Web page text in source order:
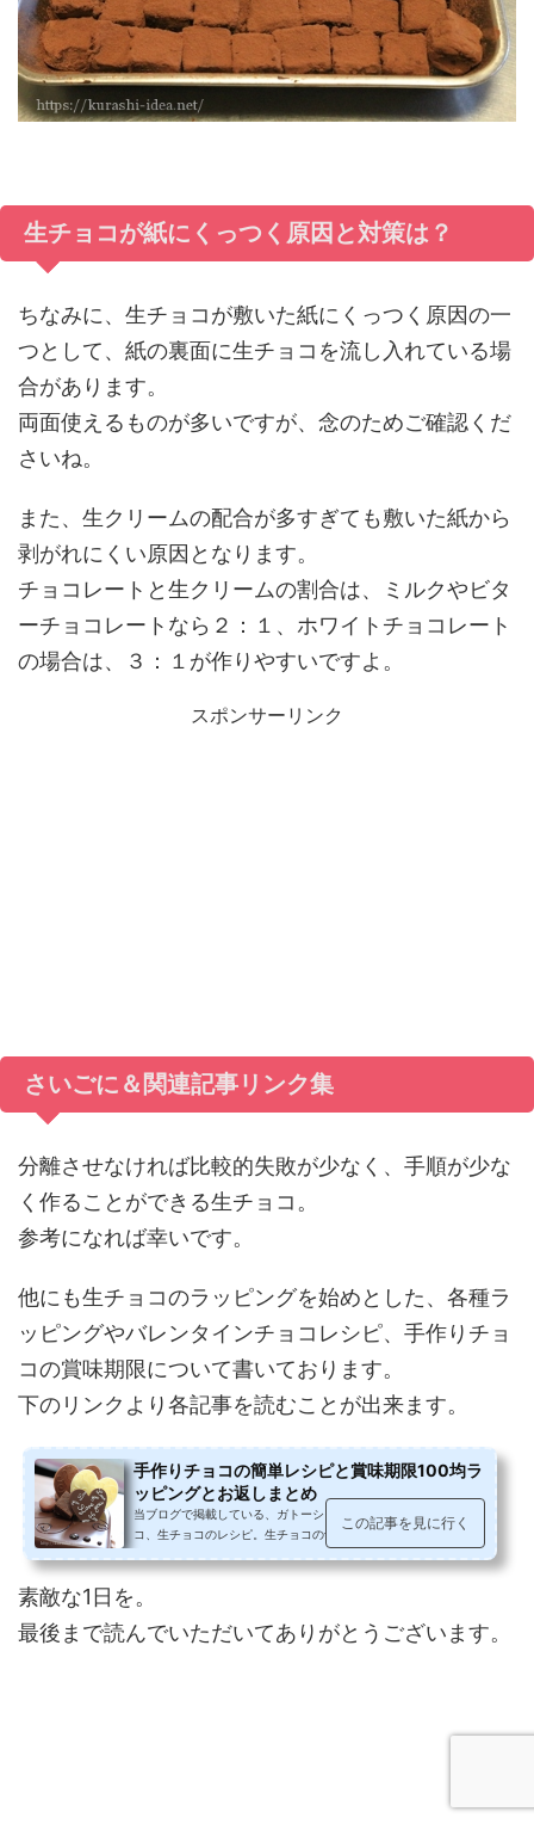
生チョコが紙にくっつく原因と対策は？
ちなみに、生チョコが敷いた紙にくっつく原因の一
つとして、紙の裏面に生チョコを流し入れている場
合があります。
両面使えるものが多いですが、念のためご確認くだ
さいね。
また、生クリームの配合が多すぎても敷いた紙から
剥がれにくい原因となります。
チョコレートと生クリームの割合は、ミルクやビタ
ーチョコレートなら２：１、ホワイトチョコレート
の場合は、３：１が作りやすいですよ。
スポンサーリンク
さいごに＆関連記事リンク集
分離させなければ比較的失敗が少なく、手順が少な
く作ることができる生チョコ。
参考になれば幸いです。
他にも生チョコのラッピングを始めとした、各種ラ
ッピングやバレンタインチョコレシピ、手作りチョ
コの賞味期限について書いております。
下のリンクより各記事を読むことが出来ます。
手作りチョコの簡単レシピと賞味期限100均ラ
ッピングとお返しまとめ
当ブログで掲載している、ガトーショコラ、コーンフレークチョ
コ、生チョコのレシピ。生チョコの切り方。激安板チョコ情報、
この記事を見に行く
素敵な1日を。
最後まで読んでいただいてありがとうございます。